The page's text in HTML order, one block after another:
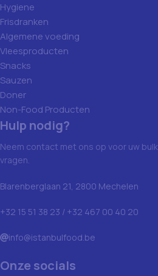
Hygiene
Frisdranken
Algemene voeding
Vleesproducten
Snacks
Sauzen
Doner
Non-Food Producten
Hulp nodig?
Neem contact met ons op voor uw
vragen.
Blarenberglaan 21, 2800 Mechelen
+32 15 51 38 23 / +32 467 00 40 20
info@istanbulfood.be
Onze socials